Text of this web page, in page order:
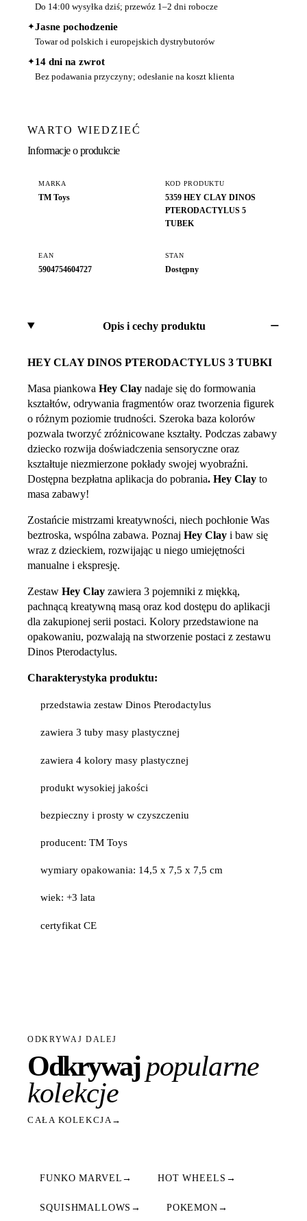
Do 14:00 wysyłka dziś; przewóz 1–2 dni robocze
✦Jasne pochodzenie
Towar od polskich i europejskich dystrybutorów
✦14 dni na zwrot
Bez podawania przyczyny; odesłanie na koszt klienta
WARTO WIEDZIEĆ
Informacje o produkcie
MARKA
TM Toys
KOD PRODUKTU
5359 HEY CLAY DINOS
PTERODACTYLUS 5
TUBEK
EAN
5904754604727
STAN
Dostępny
Opis i cechy produktu
HEY CLAY DINOS PTERODACTYLUS 3 TUBKI
Masa piankowa Hey Clay nadaje się do formowania
kształtów, odrywania fragmentów oraz tworzenia figurek
o różnym poziomie trudności. Szeroka baza kolorów
pozwala tworzyć zróżnicowane kształty. Podczas zabawy
dziecko rozwija doświadczenia sensoryczne oraz
kształtuje niezmierzone pokłady swojej wyobraźni.
Dostępna bezpłatna aplikacja do pobrania. Hey Clay to
masa zabawy!
Zostańcie mistrzami kreatywności, niech pochłonie Was
beztroska, wspólna zabawa. Poznaj Hey Clay i baw się
wraz z dzieckiem, rozwijając u niego umiejętności
manualne i ekspresję.
Zestaw Hey Clay zawiera 3 pojemniki z miękką,
pachnącą kreatywną masą oraz kod dostępu do aplikacji
dla zakupionej serii postaci. Kolory przedstawione na
opakowaniu, pozwalają na stworzenie postaci z zestawu
Dinos Pterodactylus.
Charakterystyka produktu:
przedstawia zestaw Dinos Pterodactylus
zawiera 3 tuby masy plastycznej
zawiera 4 kolory masy plastycznej
produkt wysokiej jakości
bezpieczny i prosty w czyszczeniu
producent: TM Toys
wymiary opakowania: 14,5 x 7,5 x 7,5 cm
wiek: +3 lata
certyfikat CE
ODKRYWAJ DALEJ
Odkrywajpopularne
kolekcje
CAŁA KOLEKCJA →
FUNKO MARVEL → HOT WHEELS →
SQUISHMALLOWS → POKEMON →